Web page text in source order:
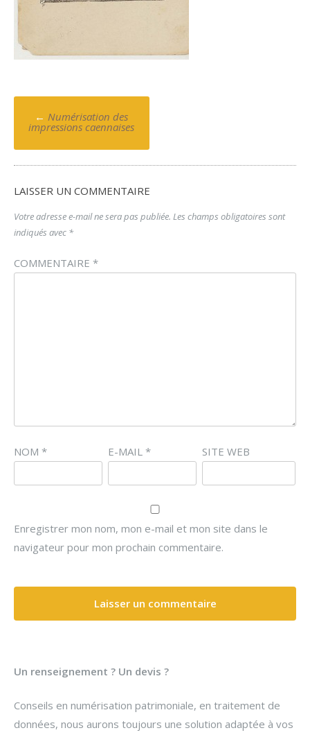
Poste
navigation
← Numérisation des
impressions caennaises
LAISSER UN COMMENTAIRE
Votre adresse e-mail ne sera pas publiée. Les champs obligatoires sont
indiqués avec *
COMMENTAIRE *
NOM * E-MAIL * SITE WEB
Enregistrer mon nom, mon e-mail et mon site dans le
navigateur pour mon prochain commentaire.
Un renseignement ? Un devis ?
Conseils en numérisation patrimoniale, en traitement de
données, nous aurons toujours une solution adaptée à vos